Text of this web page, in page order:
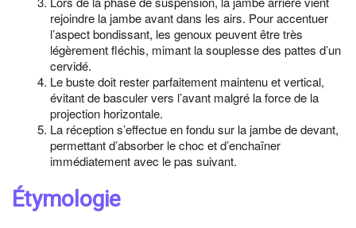
rejoindre la jambe avant dans les airs. Pour accentuer
l’aspect bondissant, les genoux peuvent être très
légèrement fléchis, mimant la souplesse des pattes d’un
cervidé.
Le buste doit rester parfaitement maintenu et vertical,
évitant de basculer vers l’avant malgré la force de la
projection horizontale.
La réception s’effectue en fondu sur la jambe de devant,
permettant d’absorber le choc et d’enchaîner
immédiatement avec le pas suivant.
Étymologie